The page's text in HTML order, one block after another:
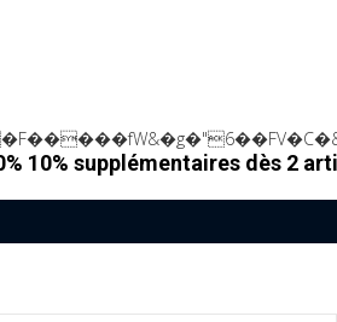
10% supplémentaires dès 2